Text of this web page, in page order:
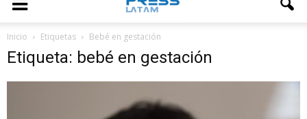
Inicio Etiquetas Bebé en gestación
Etiqueta: bebé en gestación